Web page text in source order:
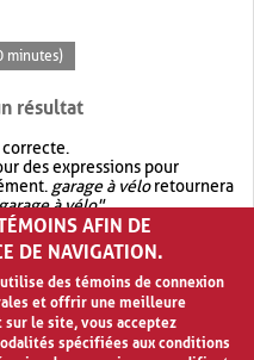
minutes)
résultat
des expressions pour
garage à véloretournera
à vélo".
avec OR.garage OR vélo
quegarage à vélo
AFIN DE
DE NAVIGATION.
des témoins de connexion
et offrir une meilleure
sur le site, vous acceptez
spécifiées aux conditions